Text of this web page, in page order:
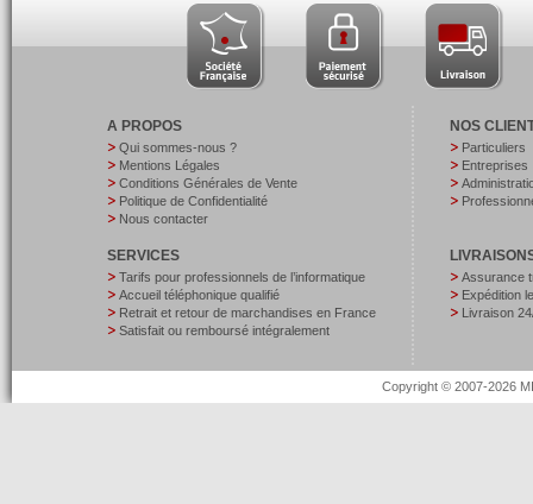
A PROPOS
Qui sommes-nous ?
Mentions Légales
Conditions Générales de Vente
Politique de Confidentialité
Nous contacter
SERVICES
Tarifs pour professionnels de l’informatique
Accueil téléphonique qualifié
Retrait et retour de marchandises en France
Satisfait ou remboursé intégralement
NOS
Particuliers
Entreprises
Assurance
Expédition
Livraison
Copyright © 2007-2026